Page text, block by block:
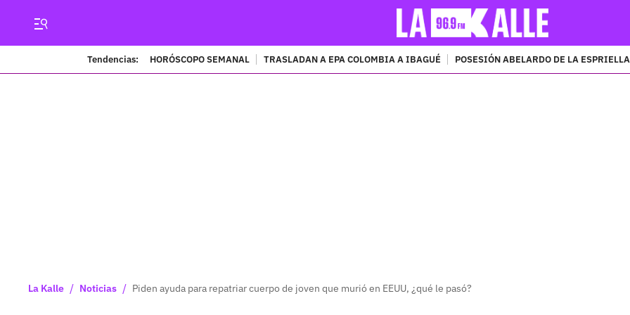
Tendencias: HORÓSCOPO SEMANAL TRASLADAN A EPA COLOMBIA A IBAGUÉ POSESIÓN ABELARDO DE LA ESPRIELLA
La Kalle / Noticias / Piden ayuda para repatriar cuerpo de joven que murió en EEUU, ¿qué le pasó?